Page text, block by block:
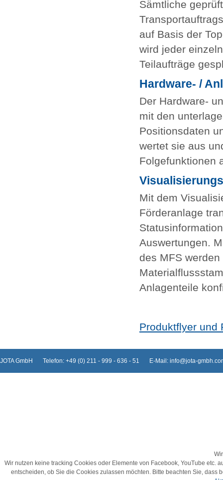
Sämtliche
auf Basis der
wird jeder
Teilaufträge
Hardware- /
Der Hardware-
mit den
Positionsdaten
wertet sie aus
Folgefunktionen
Mit dem
Förderanlage
Auswertungen.
des MFS
Anlagenteile
Produktflyer und
JOTA GmbH Telefon: +49 (0) 211 - 999 - 636 - 51 E-Mail: info@jota-
Wir nutzen keine tracking Cookies oder Elemente von Facebook, YouTube etc.
entscheiden, ob Sie die Cookies zulassen möchten. Bitte beachten Sie,